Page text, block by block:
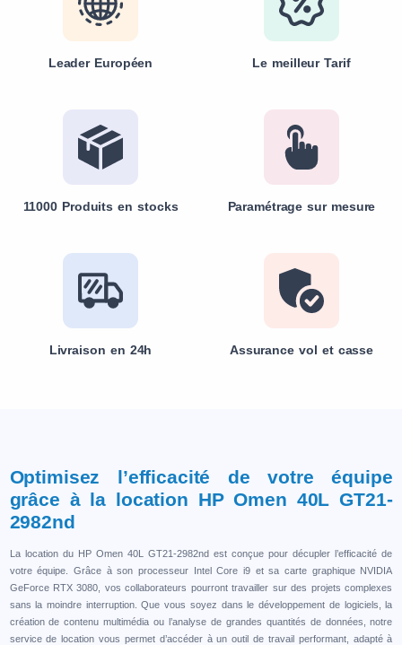
Leader Européen Le meilleur Tarif
11000 Produits en stocks Paramétrage sur mesure
Livraison en 24h Assurance vol et casse
Optimisez l’efficacité de votre équipe
grâce à la location HP Omen 40L GT21-
2982nd
La location du HP Omen 40L GT21-2982nd est conçue pour décupler l’efficacité de
votre équipe. Grâce à son processeur Intel Core i9 et sa carte graphique NVIDIA
GeForce RTX 3080, vos collaborateurs pourront travailler sur des projets complexes
sans la moindre interruption. Que vous soyez dans le développement de logiciels, la
création de contenu multimédia ou l’analyse de grandes quantités de données, notre
service de location vous permet d’accéder à un outil de travail performant, adapté à